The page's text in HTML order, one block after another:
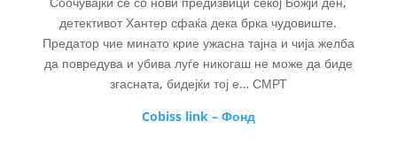
детективот Хантер сфаќа дека брка чудовиште.
Предатор чие минато крие ужасна тајна и чија желба
да повредува и убива луѓе никогаш не може да биде
згасната, бидејќи тој е… СМРТ
Cobiss link – Фонд